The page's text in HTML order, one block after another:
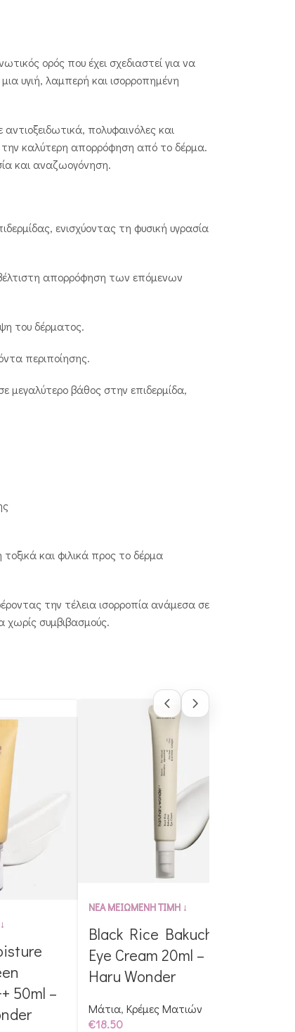
ορός που έχει σχεδιαστεί για να
υγιή, λαμπερή και ισορροπημένη
πολυφαινόλες και
την καλύτερη απορρόφηση από το δέρμα.
και αναζωογόνηση.
ενισχύοντας τη φυσική υγρασία
απορρόφηση των επόμενων
του δέρματος.
περιποίησης.
μεγαλύτερο βάθος στην επιδερμίδα,
και φιλικά προς το δέρμα
την τέλεια ισορροπία ανάμεσα σε
συμβιβασμούς.
50ml –
ΝΕΑ ΜΕΙΩΜΕΝΗ ΤΙΜΗ ↓
Black Rice Bakuchiol
Eye Cream 20ml – Haru
Haru Wonder
Μάτια, Κρέμες Ματιών
€18.50